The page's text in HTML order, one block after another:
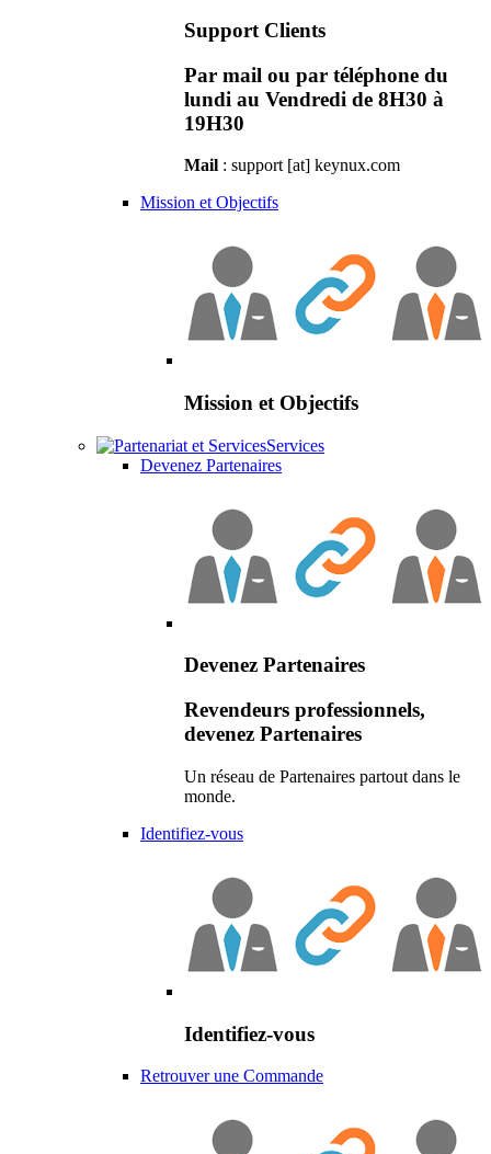
Support Clients
Par mail ou par téléphone du
lundi au Vendredi de 8H30 à
19H30
Mail : support [at] keynux.com
Mission et Objectifs
Mission et Objectifs
Services
Devenez Partenaires
Devenez Partenaires
Revendeurs professionnels,
devenez Partenaires
Un réseau de Partenaires partout dans le
monde.
Identifiez-vous
Identifiez-vous
Retrouver une Commande